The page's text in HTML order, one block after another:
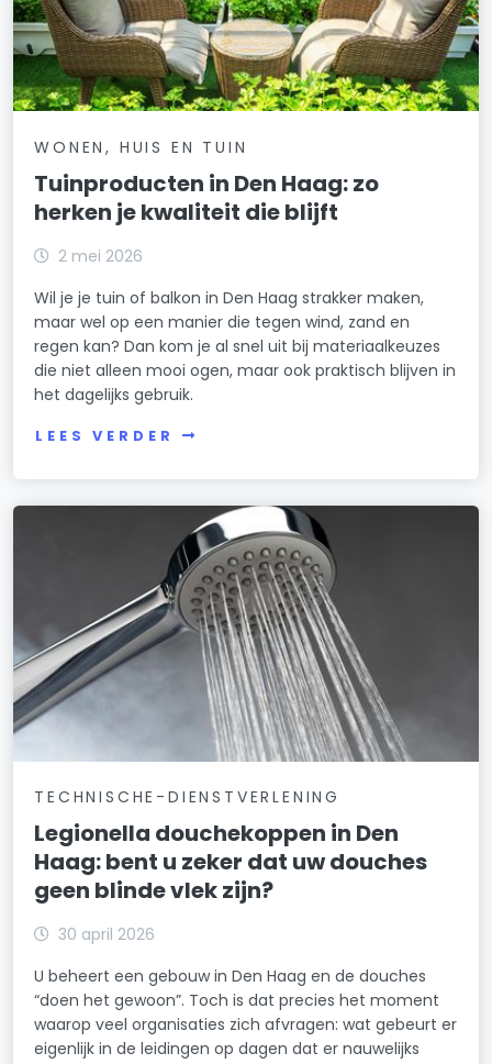
WONEN, HUIS EN TUIN
Tuinproducten in Den Haag: zo
herken je kwaliteit die blijft
2 mei 2026
Wil je je tuin of balkon in Den Haag strakker maken,
maar wel op een manier die tegen wind, zand en
regen kan? Dan kom je al snel uit bij materiaalkeuzes
die niet alleen mooi ogen, maar ook praktisch blijven in
het dagelijks gebruik.
LEES VERDER
TECHNISCHE-DIENSTVERLENING
Legionella douchekoppen in Den
Haag: bent u zeker dat uw douches
geen blinde vlek zijn?
30 april 2026
U beheert een gebouw in Den Haag en de douches
“doen het gewoon”. Toch is dat precies het moment
waarop veel organisaties zich afvragen: wat gebeurt er
eigenlijk in de leidingen op dagen dat er nauwelijks